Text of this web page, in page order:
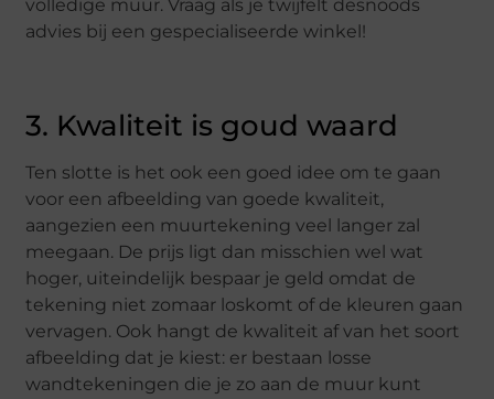
volledige muur. Vraag als je twijfelt desnoods
advies bij een gespecialiseerde winkel!
3. Kwaliteit is goud waard
Ten slotte is het ook een goed idee om te gaan
voor een afbeelding van goede kwaliteit,
aangezien een muurtekening veel langer zal
meegaan. De prijs ligt dan misschien wel wat
hoger, uiteindelijk bespaar je geld omdat de
tekening niet zomaar loskomt of de kleuren gaan
vervagen. Ook hangt de kwaliteit af van het soort
afbeelding dat je kiest: er bestaan losse
wandtekeningen die je zo aan de muur kunt